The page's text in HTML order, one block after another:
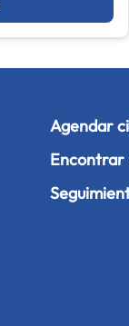
Agendar
Encontrar